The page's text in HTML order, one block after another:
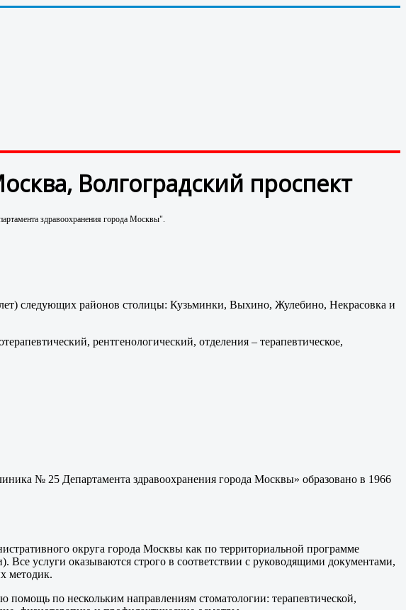
Волгоградский проспект
здравоохранения города Москвы".
следующих районов столицы: Кузьминки, Выхино, Жулебино, Некрасовка и
рентгенологический, отделения – терапевтическое,
№ 25 Департамента здравоохранения города Москвы» образовано в 1966
округа города Москвы как по территориальной программе
Все услуги оказываются строго в соответствии с руководящими документами,
методик.
по нескольким направлениям стоматологии: терапевтической,